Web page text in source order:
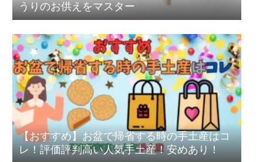
うりのお供えをマスター
【おすすめ】お盆で帰省する時の手土産はコ
レ！評価評判高い人気手土産！安めあり！